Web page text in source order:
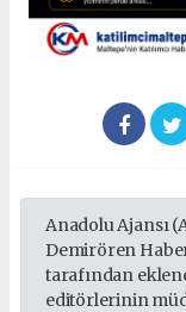
Anadolu Ajansı
Demirören
tarafından
editörlerinin